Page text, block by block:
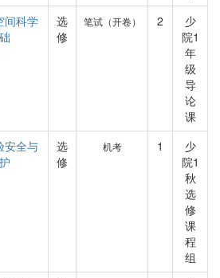
间科学
选
修
笔试（开卷） 2
少
院1
年
级
导
论
课
安全与
选
修
机考 1
少
院1
秋
选
修
课
程
组